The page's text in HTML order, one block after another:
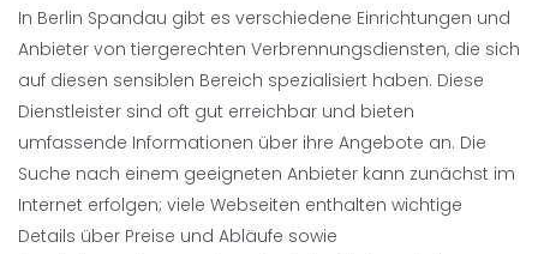
In Berlin Spandau gibt es verschiedene Einrichtungen und
Anbieter von tiergerechten Verbrennungsdiensten, die sich
auf diesen sensiblen Bereich spezialisiert haben. Diese
Dienstleister sind oft gut erreichbar und bieten
umfassende Informationen über ihre Angebote an. Die
Suche nach einem geeigneten Anbieter kann zunächst im
Internet erfolgen; viele Webseiten enthalten wichtige
Details über Preise und Abläufe sowie